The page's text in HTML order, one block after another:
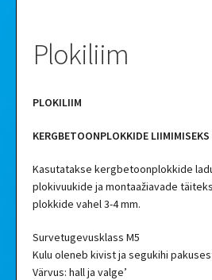
Plokiliim
PLOKILIIM
KERGBETOONPLOKKIDE
Kasutatakse kergbetoonplokkide
plokivuukide ja montaažiavade
plokkide vahel 3-4 mm.
Survetugevusklass M5
Kulu oleneb kivist ja segukihi
Värvus: hall ja valge’